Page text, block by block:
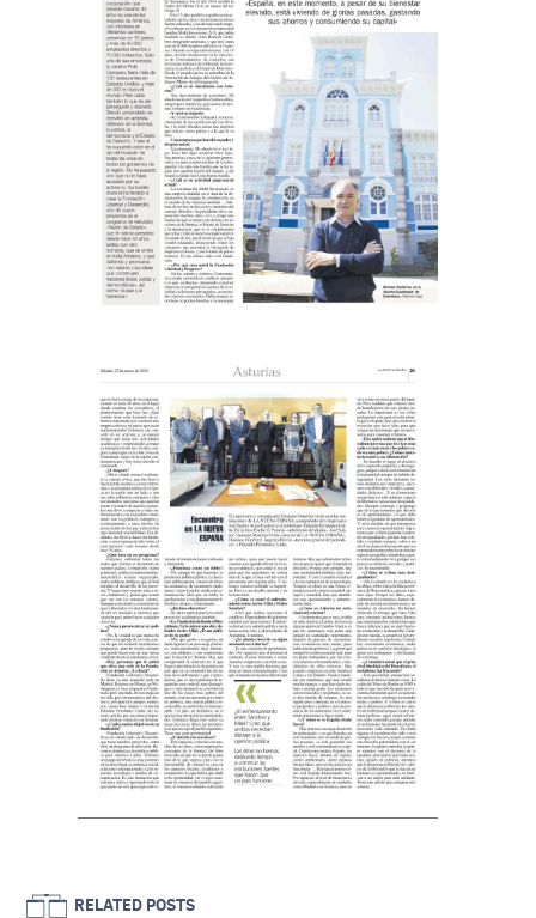
RELATED POSTS